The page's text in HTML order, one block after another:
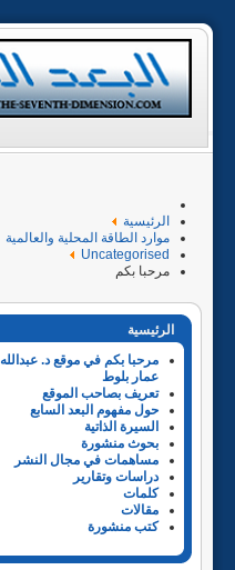
الرئيسية
موارد الطاقة المحلية والعالمية
Uncategorised
مرحبا بكم
الرئيسية
مرحبا بكم في موقع د. عبدالله
عمار بلوط
تعريف بصاحب الموقع
حول مفهوم البعد السابع
السيرة الذاتية
بحوث منشورة
مساهمات في مجال النشر
دراسات وتقارير
كلمات
مقالات
كتب منشورة